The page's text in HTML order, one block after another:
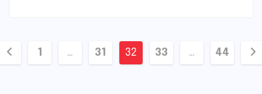
1 … 31 32 33 … 44